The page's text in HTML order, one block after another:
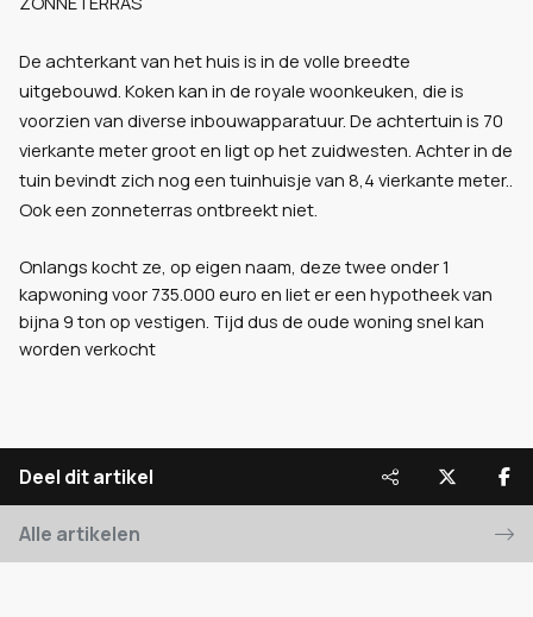
De achterkant van het huis is in de volle breedte
uitgebouwd. Koken kan in de royale woonkeuken, die is
voorzien van diverse inbouwapparatuur. De achtertuin is 70
vierkante meter groot en ligt op het zuidwesten. Achter in de
tuin bevindt zich nog een tuinhuisje van 8,4 vierkante meter..
Ook een zonneterras ontbreekt niet.
Onlangs kocht ze, op eigen naam, deze twee onder 1
kapwoning voor 735.000 euro en liet er een hypotheek van
bijna 9 ton op vestigen. Tijd dus de oude woning snel kan
worden verkocht
Deel dit artikel
Alle artikelen